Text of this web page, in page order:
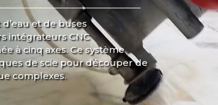
et de buses
intégrateurs CNC
à cinq axes. Ce système
de scie pour découper de
complexes.